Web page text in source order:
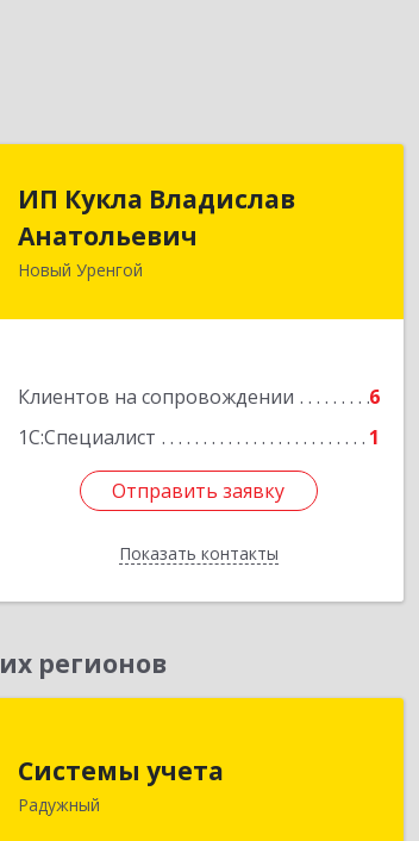
ИП Кукла Владислав
Анатольевич
Новый Уренгой
Клиентов на сопровождении
6
1С:Специалист
1
Отправить заявку
Показать контакты
Анатольевич
629306, Ямало-Ненецкий АО, Новый
Подробнее
Отправить заявку
Назад
регионов
Системы учета
Радужный
628462, Ханты-Мансийский
Автономный округ - Югра АО,